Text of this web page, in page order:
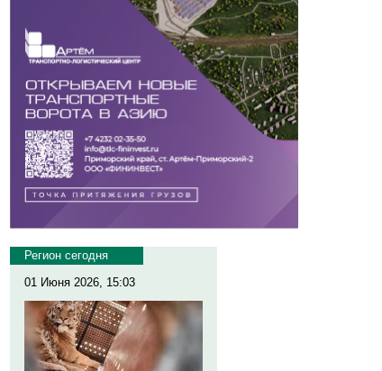
Регион сегодня
01 Июня 2026, 15:03